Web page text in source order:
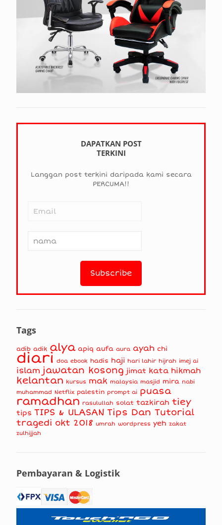
DAPATKAN POST
TERKINI
Langgan post terkini daripada kami secara
PERCUMA!!
Tags
adib adik alya apiq aufa aura ayah chi
diari doa ebook hadis haji hari lahir hijrah imej ai
islam jawatan kosong jimat kata hikmah
kelantan kursus mak malaysia masjid mira nabi
muhammad Netflix palestin prompt ai puasa
ramadhan rasulullah solat tazkirah tiey
tips TIPS & ULASAN Tips Dan Tutorial
tragedi okt 2018 umrah wordpress yeh zakat
zulhijjah
Pembayaran & Logistik